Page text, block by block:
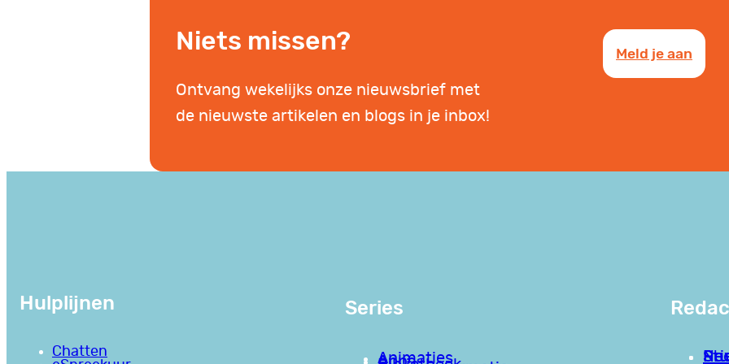
Niets missen?
Ontvang wekelijks onze nieuwsbrief met
de nieuwste artikelen en blogs in je inbox!
Meld je aan
Hulplijnen
Chatten
Series
Animaties